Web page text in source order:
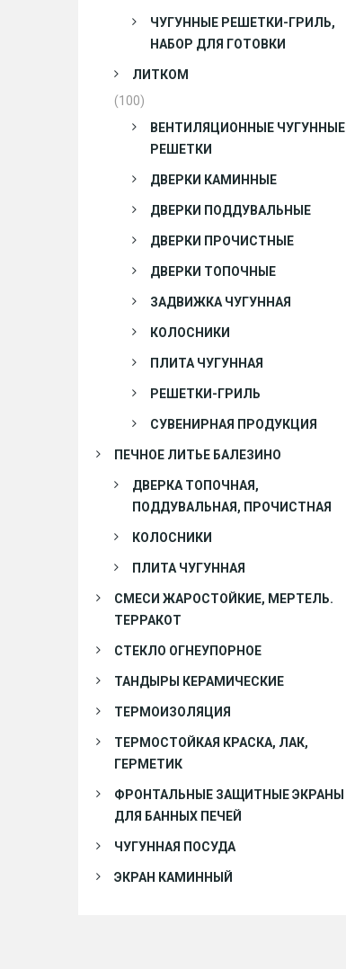
ЧУГУННЫЕ РЕШЕТКИ-ГРИЛЬ,
НАБОР ДЛЯ ГОТОВКИ
ЛИТКОМ
(100)
ВЕНТИЛЯЦИОННЫЕ ЧУГУННЫЕ
РЕШЕТКИ
ДВЕРКИ КАМИННЫЕ
ДВЕРКИ ПОДДУВАЛЬНЫЕ
ДВЕРКИ ПРОЧИСТНЫЕ
ДВЕРКИ ТОПОЧНЫЕ
ЗАДВИЖКА ЧУГУННАЯ
КОЛОСНИКИ
ПЛИТА ЧУГУННАЯ
РЕШЕТКИ-ГРИЛЬ
СУВЕНИРНАЯ ПРОДУКЦИЯ
ПЕЧНОЕ ЛИТЬЕ БАЛЕЗИНО
ДВЕРКА ТОПОЧНАЯ,
ПОДДУВАЛЬНАЯ, ПРОЧИСТНАЯ
КОЛОСНИКИ
ПЛИТА ЧУГУННАЯ
СМЕСИ ЖАРОСТОЙКИЕ, МЕРТЕЛЬ.
ТЕРРАКОТ
СТЕКЛО ОГНЕУПОРНОЕ
ТАНДЫРЫ КЕРАМИЧЕСКИЕ
ТЕРМОИЗОЛЯЦИЯ
ТЕРМОСТОЙКАЯ КРАСКА, ЛАК,
ГЕРМЕТИК
ФРОНТАЛЬНЫЕ ЗАЩИТНЫЕ ЭКРАНЫ
ДЛЯ БАННЫХ ПЕЧЕЙ
ЧУГУННАЯ ПОСУДА
ЭКРАН КАМИННЫЙ